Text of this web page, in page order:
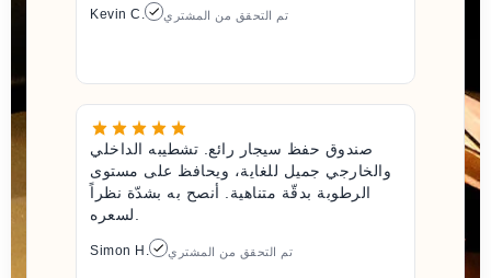
Kevin C. تم التحقق من المشتري
صندوق حفظ سيجار رائع. تشطيبه الداخلي
والخارجي جميل للغاية، ويحافظ على مستوى
الرطوبة بدقّة متناهية. أنصح به بشدّة نظراً
Simon H. تم التحقق من المشتري